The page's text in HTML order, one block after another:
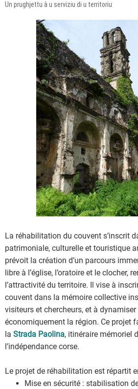
Un prughjettu à u serviziu di u territoriu
La réhabilitation du couvent s’inscrit
patrimoniale, culturelle et touristique
prévoit la création d’un parcours
libre à l’église, l’oratoire et le clocher,
l’attractivité du territoire. Il vise à
couvent dans la mémoire collective
visiteurs et chercheurs, et à
économiquement la région. Ce projet
la Strada Paolina, itinéraire mémoriel
l’indépendance corse.
Le projet de réhabilitation est répartit
Mise en sécurité : stabilisation